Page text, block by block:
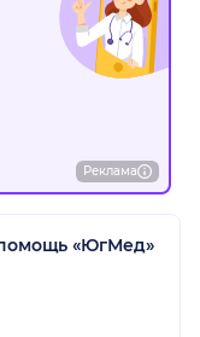
Реклама
«ЮгМед»